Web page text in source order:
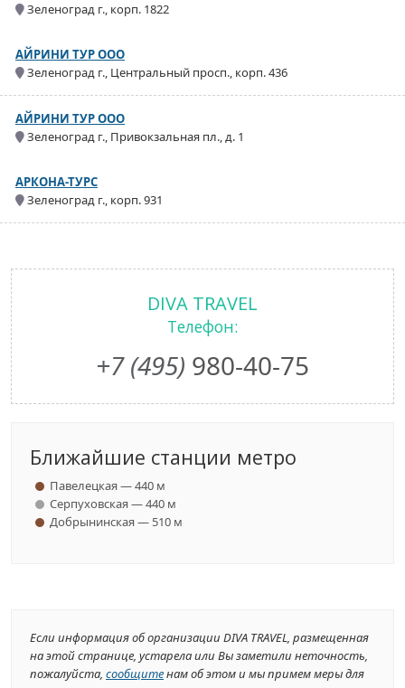
Зеленоград г., корп. 1822
АЙРИНИ ТУР ООО
Зеленоград г., Центральный просп., корп. 436
АЙРИНИ ТУР ООО
Зеленоград г., Привокзальная пл., д. 1
АРКОНА-ТУРС
Зеленоград г., корп. 931
DIVA TRAVEL
Телефон:
+7 (495) 980-40-75
Ближайшие станции метро
Павелецкая — 440 м
Серпуховская — 440 м
Добрынинская — 510 м
Если информация об организации DIVA TRAVEL, размещенная
на этой странице, устарела или Вы заметили неточность,
пожалуйста, сообщитенам об этом и мы примем меры для